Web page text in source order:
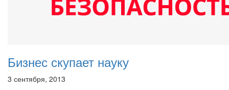
Бизнес скупает науку
3 сентября, 2013